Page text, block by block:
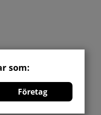
som:
Företag